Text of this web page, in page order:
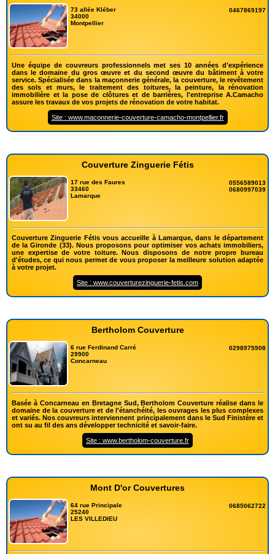
73 allée Kléber
34000
Montpellier
0467869197
Une équipe de couvreurs professionnels met ses 10 années d'expérience
dans le domaine du gros œuvre et du second œuvre du bâtiment à votre
service. Spécialisée dans la maçonnerie générale, la couverture, le revêtement
des sols et murs, le traitement des toitures, la peinture, la rénovation
immobilière et la pose de clôtures et de barrières, l'entreprise A.Camacho
assure les travaux de vos projets de rénovation de votre habitat.
Site : www.maconnerie-couverture-camacho-montpellier.fr
Couverture Zinguerie Fétis
17 rue des Faures
33460
Lamarque
0556589013
0680997039
Couverture Zinguerie Fétis vous accueille à Lamarque, dans le département
de la Gironde (33). Nous proposons pour optimiser vos achats immobiliers,
une expertise de votre toiture. Nous disposons de notre propre bureau
d'études, ce qui nous permet de vous proposer la meilleure solution adaptée
à votre projet.
Site : www.couverturezinguerie-fetis.com
Bertholom Couverture
6 rue Ferdinand Carré
29900
Concarneau
0298975908
Basée à Concarneau en Bretagne Sud, Bertholom Couverture réalise dans le
domaine de la couverture et de l'étanchéité, les ouvrages les plus complexes
et variés. Nos couvreurs interviennent principalement dans le Sud Finistère et
ont su au fil des ans développer technicité et savoir-faire.
Site : www.bertholom-couverture.fr
Mont D'or Couvertures
64 rue Principale
25240
LES VILLEDIEU
0685062722